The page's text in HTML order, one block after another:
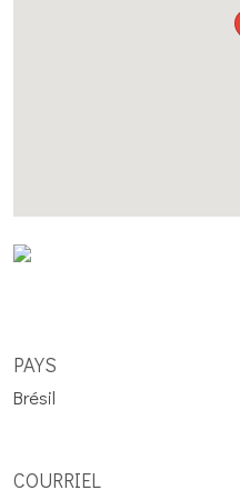
PAYS
Brésil
COURRIEL